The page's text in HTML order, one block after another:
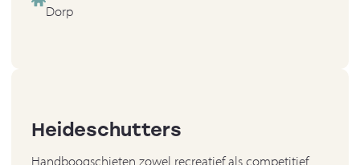
Dorp
Heideschutters
Handboogschieten zowel recreatief als competitief